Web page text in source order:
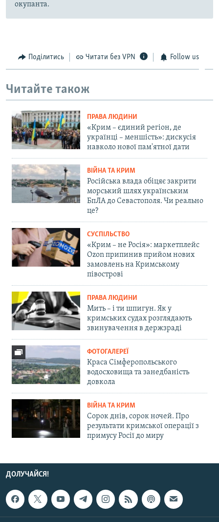
окупанта.
Поділитись Читати без VPN Follow us
Читайте також
ПРАВА ЛЮДИНИ
«Крим – єдиний регіон, де
українці – меншість»: дискусія
навколо нової пам'ятної дати
ВІЙНА ТА КРИМ
Російська влада обіцяє закрити
морський шлях українським
БпЛА до Севастополя. Чи реально
це?
СУСПІЛЬСТВО
«Крим – не Росія»: маркетплейс
Ozon припинив прийом нових
замовлень на Кримському
півострові
ПРАВА ЛЮДИНИ
Мить – і ти шпигун. Як у
кримських судах розглядають
звинувачення в держзраді
ФОТОГАЛЕРЕЇ
Краса Сімферопольського
водосховища та занедбаність
довкола
ВІЙНА ТА КРИМ
Сорок днів, сорок ночей. Про
результати кримської операції з
примусу Росії до миру
ДОЛУЧАЙСЯ!